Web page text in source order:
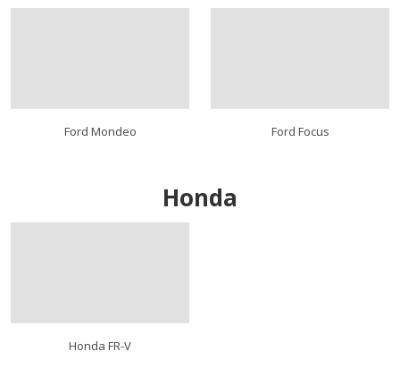
Ford Mondeo Ford Focus
Honda
Honda FR-V